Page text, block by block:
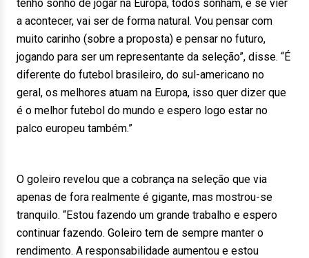
tenho sonho de jogar na Europa, todos sonham, e se vier
a acontecer, vai ser de forma natural. Vou pensar com
muito carinho (sobre a proposta) e pensar no futuro,
jogando para ser um representante da seleção”, disse. “É
diferente do futebol brasileiro, do sul-americano no
geral, os melhores atuam na Europa, isso quer dizer que
é o melhor futebol do mundo e espero logo estar no
palco europeu também.”
O goleiro revelou que a cobrança na seleção que via
apenas de fora realmente é gigante, mas mostrou-se
tranquilo. “Estou fazendo um grande trabalho e espero
continuar fazendo. Goleiro tem de sempre manter o
rendimento. A responsabilidade aumentou e estou